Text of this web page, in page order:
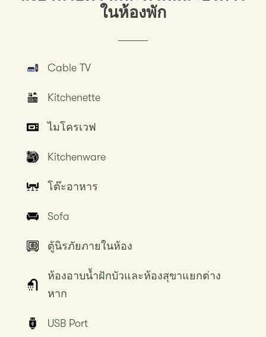
ในห้องพัก
Cable TV
Kitchenette
ไมโครเวฟ
Kitchenware
โต๊ะอาหาร
Sofa
ตู้นิรภัยภายในห้อง
ห้องอาบน้ำฝักบัวและห้องสุขาแยกต่าง
หาก
USB Port